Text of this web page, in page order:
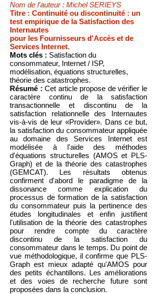
Nom de l'auteur : Michel SERIEYS
Titre : Continuité ou discontinuité : un
test empirique de la Satisfaction des
Internautes
pour les Fournisseurs d'Accès et de
Services Internet.
Mots clés : Satisfaction du
consommateur, Internet / ISP,
modélisation, équations structurelles,
théorie des catastrophes.
Résumé : Cet article propose de vérifier le
caractère continu de la satisfaction
transactionnelle et discontinu de la
satisfaction relationnelle des Internautes
vis-à-vis de leur «Provider». Dans ce but,
la satisfaction du consommateur appliquée
au domaine des Services Internet est
modélisée à l'aide des méthodes
d'équations structurelles (AMOS et PLS-
Graph) et de la théorie des catastrophes
(GEMCAT). Les résultats obtenus
confirment d'abord le paradigme de la
dissonance comme explication du
processus de formation de la satisfaction
du consommateur puis la pertinence des
études longitudinales et enfin justifient
l'utilisation de la théorie des catastrophes
pour rendre compte du caractère
discontinu de la satisfaction du
consommateur dans le temps. Du point de
vue méthodologique, il confirme que PLS-
Graph est mieux adapté qu'AMOS pour
des petits échantillons. Les améliorations
et des voies de recherche future sont
proposées dans la conclusion.